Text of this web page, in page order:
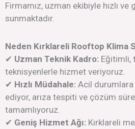
Firmamız, uzman ekibiyle hızlı
sunmaktadır.
Neden Kırklareli Rooftop Klima
✔ Uzman Teknik Kadro: Eğitimli,
teknisyenlerle hizmet veriyoruz.
✔ Hızlı Müdahale: Acil durumlara
ediyor, arıza tespiti ve çözüm
tamamlıyoruz.
✔ Geniş Hizmet Ağı: Kırklareli